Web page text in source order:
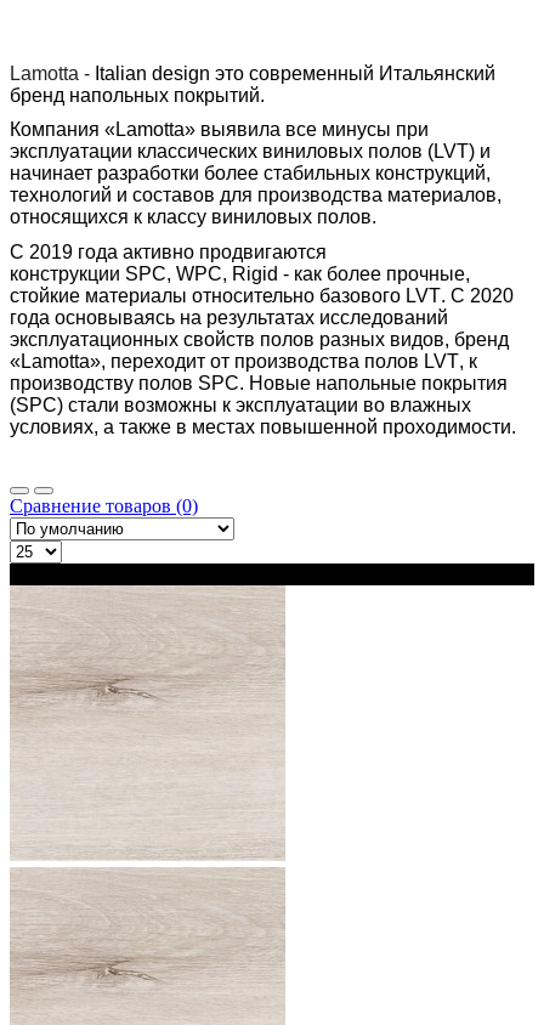
Lamotta - Italian design это современный Итальянский
бренд напольных покрытий.
Компания «Lamotta» выявила все минусы при
эксплуатации классических виниловых полов (LVT) и
начинает разработки более стабильных конструкций,
технологий и составов для производства материалов,
относящихся к классу виниловых полов.
С 2019 года активно продвигаются
конструкции SPC, WPC, Rigid - как более прочные,
стойкие материалы относительно базового LVT. С 2020
года основываясь на результатах исследований
эксплуатационных свойств полов разных видов, бренд
«Lamotta», переходит от производства полов LVT, к
производству полов SPC. Новые напольные покрытия
(SPC) стали возможны к эксплуатации во влажных
условиях, а также в местах повышенной проходимости.
Сравнение товаров (0)